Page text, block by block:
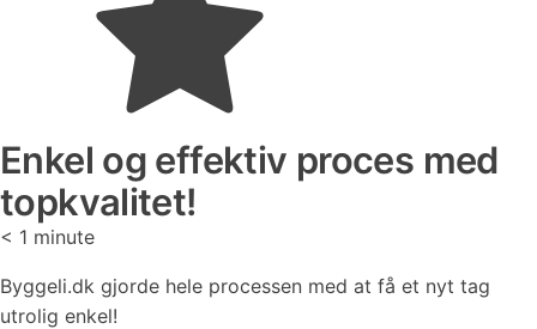
Enkel og effektiv proces med
topkvalitet!
< 1 minute
Byggeli.dk gjorde hele processen med at få et nyt tag
utrolig enkel!